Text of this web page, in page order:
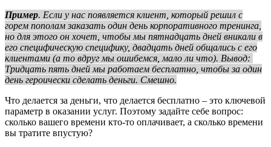
Пример. Если у нас появляется клиент, который решил с
горем пополам заказать один день корпоративного тренинга,
но для этого он хочет, чтобы мы пятнадцать дней вникали в
его специфическую специфику, двадцать дней общались с его
клиентами (а то вдруг мы ошибемся, мало ли что). Вывод:
Тридцать пять дней мы работаем бесплатно, чтобы за один
день героически сделать деньги. Смешно.
Что делается за деньги, что делается бесплатно – это ключевой
параметр в оказании услуг. Поэтому задайте себе вопрос:
сколько вашего времени кто-то оплачивает, а сколько времени
вы тратите впустую?